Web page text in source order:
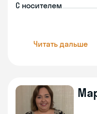
С носителем
Читать дальше